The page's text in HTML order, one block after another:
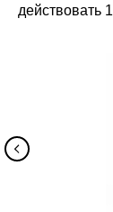
действовать